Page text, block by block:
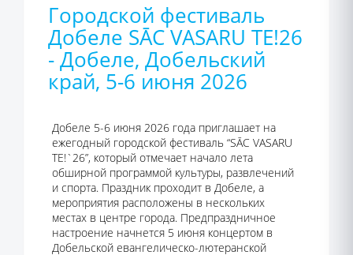
Городской фестиваль
Добеле SĀC VASARU TE!26
- Добеле, Добельский
край, 5-6 июня 2026
Добеле 5-6 июня 2026 года приглашает на
ежегодный городской фестиваль “SĀC VASARU
TE!`26”, который отмечает начало лета
обширной программой культуры, развлечений
и спорта. Праздник проходит в Добеле, а
мероприятия расположены в нескольких
местах в центре города. Предпраздничное
настроение начнется 5 июня концертом в
Добельской евангелическо-лютеранской